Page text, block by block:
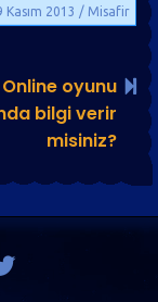
Kasım 2013 / Misafir
Online oyunu
bilgi verir
misiniz?